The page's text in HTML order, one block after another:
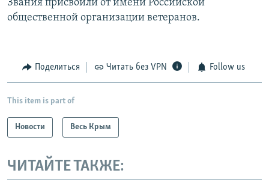
Звания присвоили от имени Российской
общественной организации ветеранов.
Поделиться Читать без VPN Follow us
This item is part of
Новости Весь Крым
ЧИТАЙТЕ ТАКЖЕ: